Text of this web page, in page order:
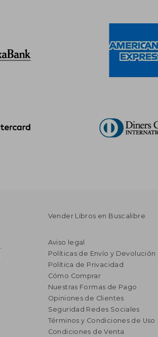
Vender Libros en Buscalibre
Aviso legal
Políticas de Envío y Devolución
Política de Privacidad
Cómo Comprar
Nuestras Formas de Pago
Opiniones de Clientes
Seguridad Redes Sociales
Términos y Condiciones de Uso
Condiciones de Venta